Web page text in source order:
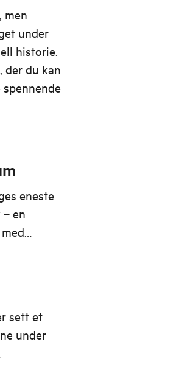
men
under
historie.
der du kan
eneste
en
sett et
under